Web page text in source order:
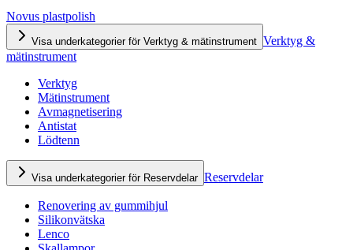
Novus plastpolish
Visa underkategorier för Verktyg & mätinstrument Verktyg &
mätinstrument
Verktyg
Mätinstrument
Avmagnetisering
Antistat
Lödtenn
Visa underkategorier för Reservdelar Reservdelar
Renovering av gummihjul
Silikonvätska
Lenco